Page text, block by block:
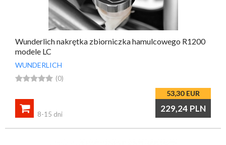
Wunderlich nakrętka zbiorniczka hamulcowego R1200
modele LC
WUNDERLICH
 (0)
53,30 EUR
229,24 PLN

8-15 dni